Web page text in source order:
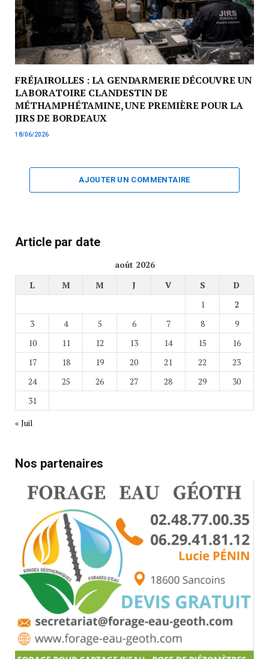
FRÉJAIROLLES : LA GENDARMERIE DÉCOUVRE UN
LABORATOIRE CLANDESTIN DE
MÉTHAMPHÉTAMINE, UNE PREMIÈRE POUR LA
JIRS DE BORDEAUX
18/06/2026
AJOUTER UN COMMENTAIRE
Article par date
août 2026
L
M M J V S
D
1
2
3
4 5 6 7 8
9
10
11 12 13 14 15
16
17
18 19 20 21 22
23
24
25 26 27 28 29
30
31
« Juil
Nos partenaires